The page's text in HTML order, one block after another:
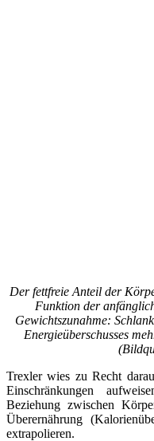
Der fettfreie Anteil der
Funktion der
Gewichtszunahme:
Energieüberschusses
Trexler wies zu Recht
Einschränkungen
Beziehung zwischen
Überernährung
extrapolieren.